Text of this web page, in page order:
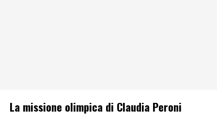
La missione olimpica di Claudia Peroni